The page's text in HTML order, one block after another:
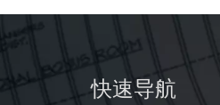
快速导航